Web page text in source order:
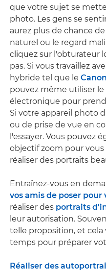
que votre sujet se
photo. Les gens se
aurez plus de chance
naturel ou le regard
cliquez sur l'obturateur
pas. Si vous travaillez
hybride tel que le
pouvez même utiliser
électronique pour
Si votre appareil photo
ou de prise de vue en
l'essayer. Vous pouvez
objectif zoom pour
réaliser des portraits
Entraînez-vous en
vos amis de poser pour
réaliser des portraits
leur autorisation.
telle proposition, et cela
temps pour préparer
Réaliser des